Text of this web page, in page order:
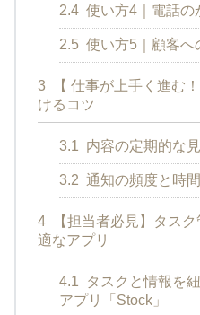
2.4 使い方4｜電話の
2.5 使い方5｜顧客へ
3
【 仕事が上手く進む
けるコツ
3.1 内容の定期的な
3.2 通知の頻度と時
4
【担当者必見】タス
適なアプリ
4.1
タスクと情報を
アプリ「Stock」